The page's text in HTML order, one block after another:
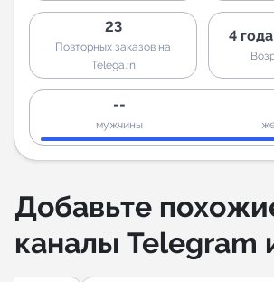
23
Повторных заказов на
Telega.in
4
--
мужчины
Добавьте
каналы Telegram